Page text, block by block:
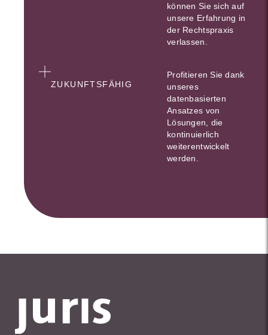
können Sie sich auf
unsere Erfahrung in
der Rechtspraxis
verlassen.
ZUKUNFTSFÄHIG
Profitieren Sie dank
unseres
datenbasierten
Ansatzes von
Lösungen, die
kontinuierlich
weiterentwickelt
werden.